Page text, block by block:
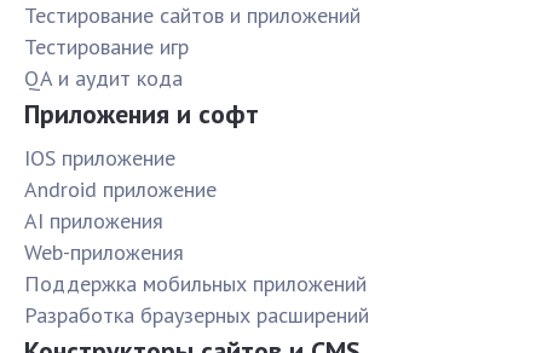
Тестирование сайтов и приложений
Тестирование игр
QA и аудит кода
Приложения и софт
IOS приложение
Android приложение
AI приложения
Web-приложения
Поддержка мобильных приложений
Разработка браузерных расширений